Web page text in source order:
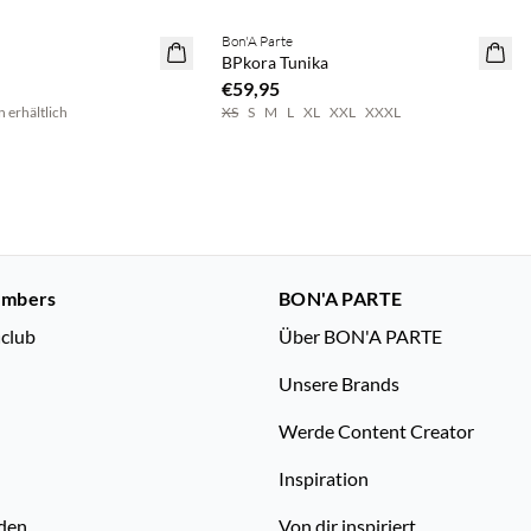
erhältlich
NEUHEITEN
Bon'A Parte
BPkora Tunika
€59,95
XS S M L XL XXL XXXL
BON'A PARTE
Über BON'A PARTE
Unsere Brands
Werde Content Creator
Inspiration
Von dir inspiriert